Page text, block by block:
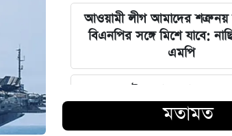
আওয়ামী লীগ আমাদের শত্রু নয়
বিএনপির সঙ্গে মিশে যাবে:
এমপি
ঘরে বসেই যেভাবে জানবেন
ফলাফল, ১০ আগস্ট প্রকাশের
মতামত